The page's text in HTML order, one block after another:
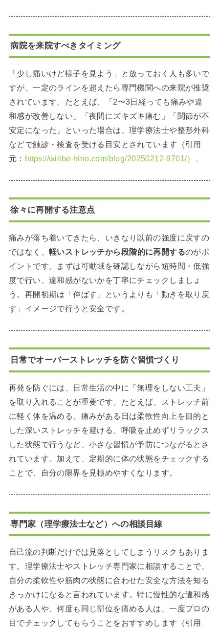
病院を来院すべきタイミング
「少し痛いけど様子を見よう」と放っておく人も多いで
すが、一定のラインを超えたら専門機関への来院が推奨
されています。たとえば、「2〜3日経っても痛みや違
和感が改善しない」「夜間にズキズキ痛む」「関節が不
安定になった」といった場合は、理学療法士や整形外科
などで触診・検査を受ける目安とされています（引用
元： https://willbe-hino.com/blog/20250212-9701/）。
徐々に再開する注意点
痛みが落ち着いてきたら、いきなり以前の強度に戻すの
ではなく、 軽いストレッチから段階的に再開するのがポ
イントです。まずは可動域を確認しながら短時間・低強
度で行い、違和感がないかを丁寧にチェックしましょ
う。再開初期は「伸ばす」というよりも「動きを取り戻
す」イメージで行うと安全です。
日常でオーバーストレッチを防ぐ習慣づくり
再発を防ぐには、日常生活の中に「無理をしない工夫」
を取り入れることが重要です。たとえば、ストレッチ前
に軽く体を温める、痛みがある日は柔軟性向上を目的と
した深いストレッチを避ける、呼吸を止めずリラックス
した状態で行うなど、小さな習慣が予防につながるとさ
れています。加えて、定期的に体の状態をチェックする
ことで、自分の限界を見極めやすくなります。
専門家（理学療法士など）への相談目線
自己流の判断だけでは見落としてしまうリスクもありま
す。理学療法士やストレッチ専門家に相談することで、
自分の柔軟性や筋肉の状態に合わせた安全な方法を知る
きっかけになると言われています。特に慢性的な違和感
がある人や、何度も同じ部位を痛める人は、一度プロの
目でチェックしてもらうことをおすすめします（引用